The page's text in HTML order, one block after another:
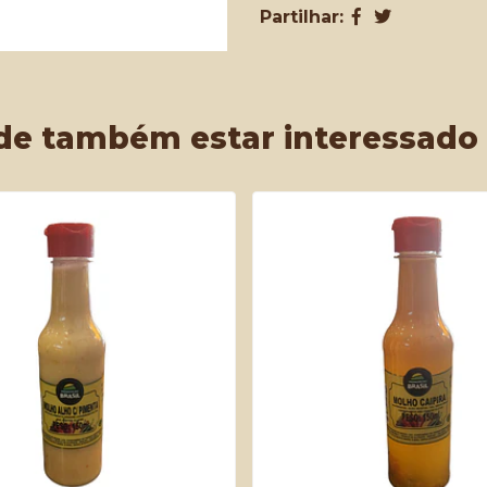
Partilhar:
também estar interessado